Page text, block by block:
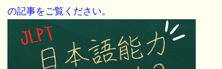
の記事をご覧ください。